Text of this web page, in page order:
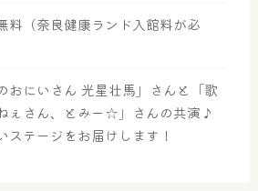
サウナ・岩盤浴
料（奈良健康ランド入館料が必
おにいさん 光星壮馬」さんと「歌
ぇさん、とみー☆」さんの共演♪
ステージをお届けします！